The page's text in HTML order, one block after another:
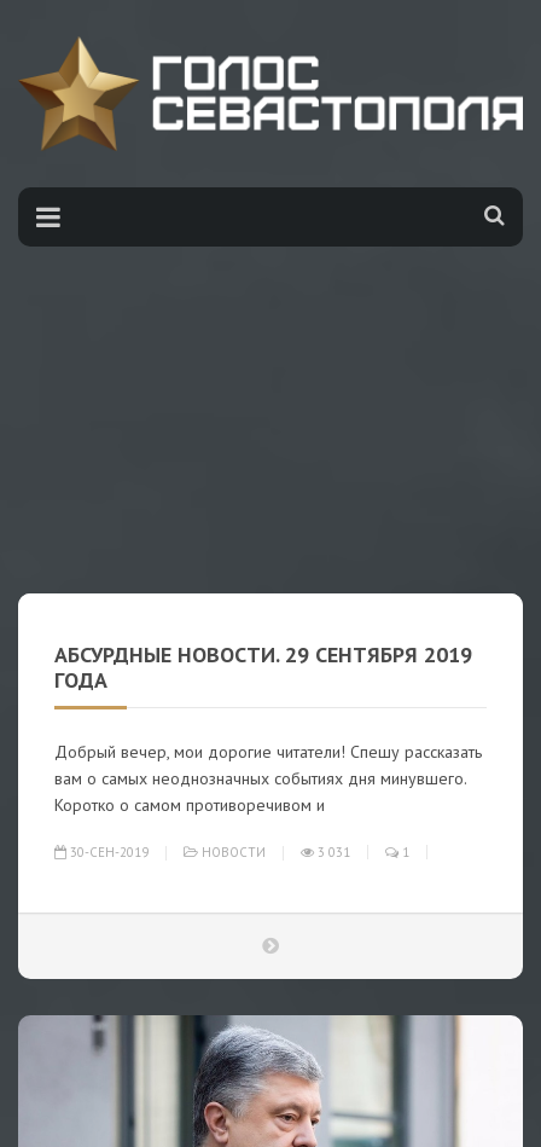
АБСУРДНЫЕ НОВОСТИ. 29 СЕНТЯБРЯ 2019
ГОДА
Добрый вечер, мои дорогие читатели! Спешу рассказать
вам о самых неоднозначных событиях дня минувшего.
Коротко о самом противоречивом и
30-СЕН-2019 НОВОСТИ 3 031 1